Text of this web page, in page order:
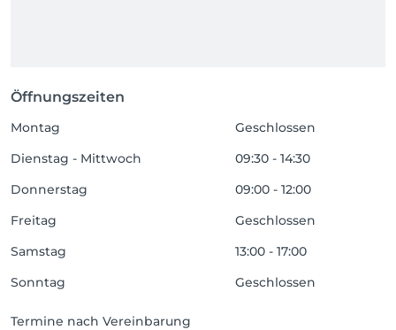
Öffnungszeiten
Montag
Geschlossen
Dienstag - Mittwoch
09:30 - 14:30
Donnerstag
09:00 - 12:00
Freitag
Geschlossen
Samstag
13:00 - 17:00
Sonntag
Geschlossen
Termine nach Vereinbarung